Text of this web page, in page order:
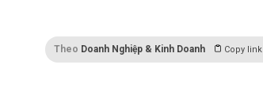
Theo Doanh Nghiệp & Kinh Doanh Copy link